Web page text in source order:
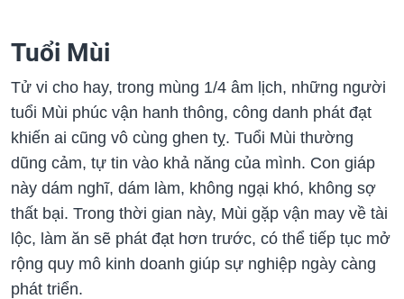
Tuổi Mùi
Tử vi cho hay, trong mùng 1/4 âm lịch, những người
tuổi Mùi phúc vận hanh thông, công danh phát đạt
khiến ai cũng vô cùng ghen tỵ. Tuổi Mùi thường
dũng cảm, tự tin vào khả năng của mình. Con giáp
này dám nghĩ, dám làm, không ngại khó, không sợ
thất bại. Trong thời gian này, Mùi gặp vận may về tài
lộc, làm ăn sẽ phát đạt hơn trước, có thể tiếp tục mở
rộng quy mô kinh doanh giúp sự nghiệp ngày càng
phát triển.